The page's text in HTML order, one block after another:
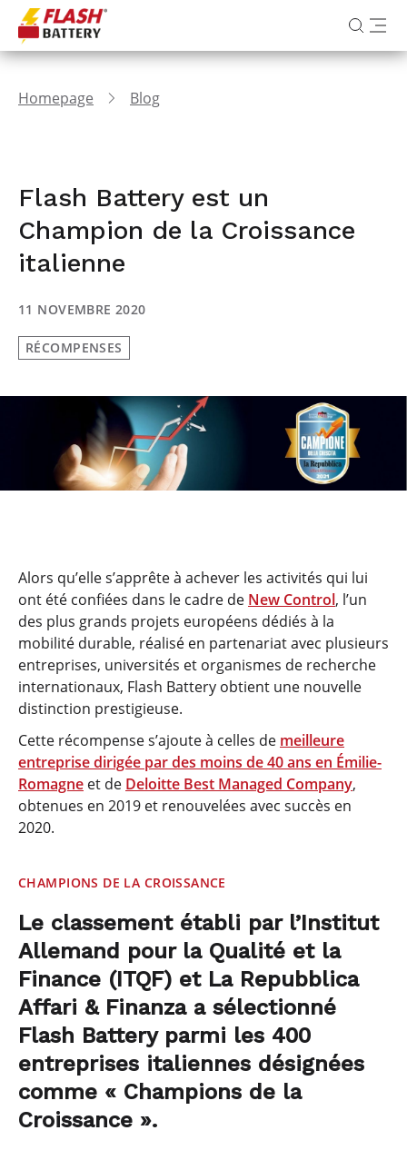
Homepage Blog
Flash Battery est un
Champion de la Croissance
italienne
11 NOVEMBRE 2020
RÉCOMPENSES
Alors qu’elle s’apprête à achever les activités qui lui
ont été confiées dans le cadre de New Control, l’un
des plus grands projets européens dédiés à la
mobilité durable, réalisé en partenariat avec plusieurs
entreprises, universités et organismes de recherche
internationaux, Flash Battery obtient une nouvelle
distinction prestigieuse.
Cette récompense s’ajoute à celles de meilleure
entreprise dirigée par des moins de 40 ans en Émilie-
Romagne et de Deloitte Best Managed Company,
obtenues en 2019 et renouvelées avec succès en
2020.
CHAMPIONS DE LA CROISSANCE
Le classement établi par l’Institut
Allemand pour la Qualité et la
Finance (ITQF) et La Repubblica
Affari & Finanza a sélectionné
Flash Battery parmi les 400
entreprises italiennes désignées
comme « Champions de la
Croissance ».